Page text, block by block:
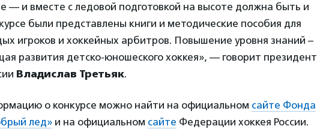
— и вместе с ледовой подготовкой на высоте должна быть и
были представлены книги и методические пособия для
игроков и хоккейных арбитров. Повышение уровня знаний –
развития детско-юношеского хоккея», — говорит президент
Владислав Третьяк.
о конкурсе можно найти на официальном сайте Фонда
лед» и на официальном сайте Федерации хоккея России.